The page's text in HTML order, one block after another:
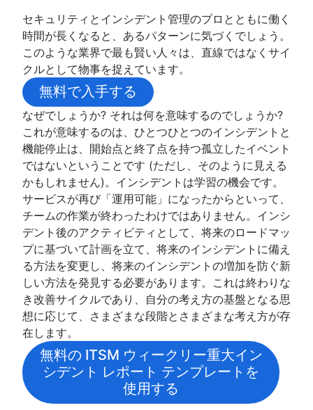
Jira Service Management のカスタマイズ
メール サポートからの移行
サービス カタログ
仮想エージェントとは
IT サポート
IT サービス ポータル
IT チケット管理システム
Service request process
資産管理ライフサイクル
テンプレート
ワークショップ
インシデント対応
概要
ベスト プラクティス
インシデント指揮官
航空
役割と責任
ライフサイクル
インシデント対応のライフサイクルとは?
Atlassian のインシデント対応のライフサ
ル
NIST インシデント対応のライフサイクル
現代の DevOps チームのインシデント対
インシデント対応と継続的な改善
プレイブック
IT サポート レベル
オンコール
概要
オンコール スケジュール
アラートによる疲弊
オンコールの改善
IT アラート
エスカレーション ポリシー
ツール
危機管理
テンプレート
概要
エスカレーション パス テンプレート
KPI
概要
一般的な指標
概要
セキュリティとインシデント管理のプロとともに働く
時間が長くなると、あるパターンに気づくでしょう。
このような業界で最も賢い人々は、直線ではなくサイ
クルとして物事を捉えています。
無料で入手する
なぜでしょうか? それは何を意味するのでしょうか?
これが意味するのは、ひとつひとつのインシデントと
機能停止は、開始点と終了点を持つ孤立したイベント
ではないということです (ただし、そのように見える
かもしれません)。インシデントは学習の機会です。
サービスが再び「運用可能」になったからといって、
チームの作業が終わったわけではありません。インシ
デント後のアクティビティとして、将来のロードマッ
プに基づいて計画を立て、将来のインシデントに備え
る方法を変更し、将来のインシデントの増加を防ぐ新
しい方法を発見する必要があります。これは終わりな
き改善サイクルであり、自分の考え方の基盤となる思
想に応じて、さまざまな段階とさまざまな考え方が存
在します。
無料の ITSM ウィークリー重大イン
シデント レポート テンプレートを
使用する